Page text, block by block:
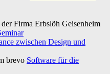
Firma Erbslöh Geisenheim
zwischen Design und
brevo Software für die